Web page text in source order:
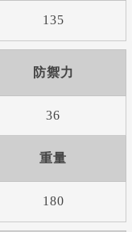
135
防禦力
36
重量
180